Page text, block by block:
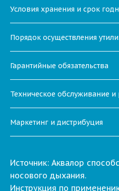
Условия хранения и срок
Порядок осуществления
Гарантийные обязательства
Техническое обслуживание и
Маркетинг и дистрибуция
Источник: Аквалор
носового дыхания.
Инструкция по